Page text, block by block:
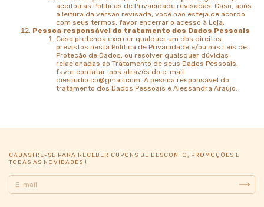
aceitou as Políticas de Privacidade revisadas. Caso, após
a leitura da versão revisada, você não esteja de acordo
com seus termos, favor encerrar o acesso à Loja.
Pessoa responsável do tratamento dos Dados Pessoais
Caso pretenda exercer qualquer um dos direitos
previstos nesta Política de Privacidade e/ou nas Leis de
Proteção de Dados, ou resolver quaisquer dúvidas
relacionadas ao Tratamento de seus Dados Pessoais,
favor contatar-nos através do e-mail
diestudio.co@gmail.com. A pessoa responsável do
tratamento dos Dados Pessoais é Alessandra Araujo.
CADASTRE-SE PARA RECEBER CUPONS DE DESCONTO, PROMOÇÕES E
TODAS AS NOVIDADES !